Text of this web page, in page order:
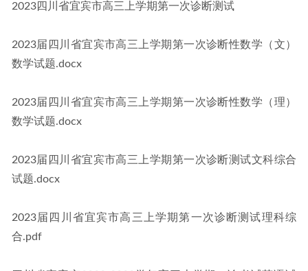
2023四川省宜宾市高三上学期第一次诊断测试
2023届四川省宜宾市高三上学期第一次诊断性数学（文）
数学试题.docx
2023届四川省宜宾市高三上学期第一次诊断性数学（理）
数学试题.docx
2023届四川省宜宾市高三上学期第一次诊断测试文科综合
试题.docx
2023届四川省宜宾市高三上学期第一次诊断测试理科综
合.pdf